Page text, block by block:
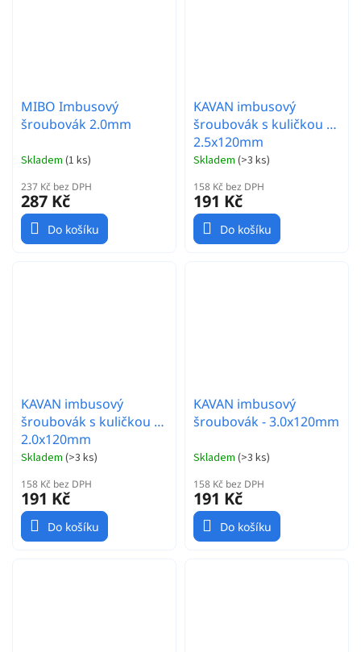
MIBO Imbusový
šroubovák 2.0mm
Skladem (1 ks)
237 Kč bez DPH
287 Kč
Do košíku
KAVAN imbusový
šroubovák s kuličkou -
2.5x120mm
Skladem (>3 ks)
158 Kč bez DPH
191 Kč
Do košíku
KAVAN imbusový
šroubovák s kuličkou -
2.0x120mm
Skladem (>3 ks)
158 Kč bez DPH
191 Kč
Do košíku
KAVAN imbusový
šroubovák - 3.0x120mm
Skladem (>3 ks)
158 Kč bez DPH
191 Kč
Do košíku